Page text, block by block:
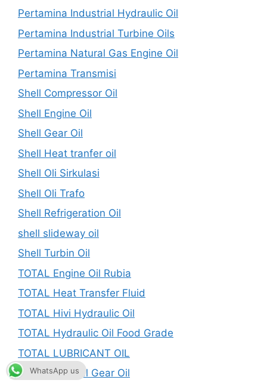
Pertamina Industrial Hydraulic Oil
Pertamina Industrial Turbine Oils
Pertamina Natural Gas Engine Oil
Pertamina Transmisi
Shell Compressor Oil
Shell Engine Oil
Shell Gear Oil
Shell Heat tranfer oil
Shell Oli Sirkulasi
Shell Oli Trafo
Shell Refrigeration Oil
shell slideway oil
Shell Turbin Oil
TOTAL Engine Oil Rubia
TOTAL Heat Transfer Fluid
TOTAL Hivi Hydraulic Oil
TOTAL Hydraulic Oil Food Grade
TOTAL LUBRICANT OIL
TOTAL Mineral Gear Oil
WhatsApp us